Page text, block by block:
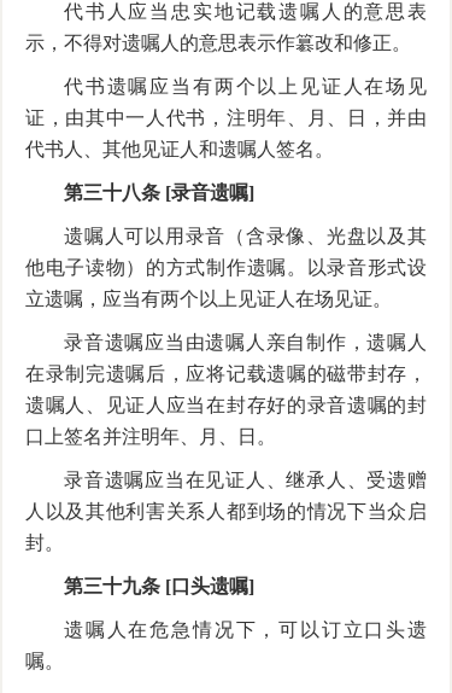
代书人应当忠实地记载遗嘱人的意思表
示，不得对遗嘱人的意思表示作簒改和修正。
代书遗嘱应当有两个以上见证人在场见
证，由其中一人代书，注明年、月、日，并由
代书人、其他见证人和遗嘱人签名。
第三十八条 [录音遗嘱]
遗嘱人可以用录音（含录像、光盘以及其
他电子读物）的方式制作遗嘱。以录音形式设
立遗嘱，应当有两个以上见证人在场见证。
录音遗嘱应当由遗嘱人亲自制作，遗嘱人
在录制完遗嘱后，应将记载遗嘱的磁带封存，
遗嘱人、见证人应当在封存好的录音遗嘱的封
口上签名并注明年、月、日。
录音遗嘱应当在见证人、继承人、受遗赠
人以及其他利害关系人都到场的情况下当众启
封。
第三十九条 [口头遗嘱]
遗嘱人在危急情况下，可以订立口头遗
嘱。